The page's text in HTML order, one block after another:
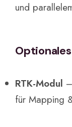
und
RTK-Modul
für Mapping